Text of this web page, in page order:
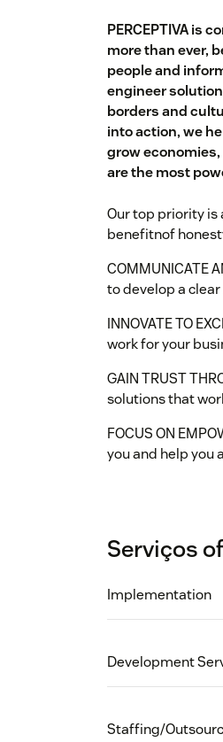
PERCEPTIVA is
more than ever,
people and
engineer
borders and
into action, we
grow
are the most
Our top priority is
benefitnof
COMMUNICATE
to develop a
INNOVATE TO
work for your
GAIN TRUST
solutions that
FOCUS ON
you and help you
Serviços
Implementation
Development
Staffing/